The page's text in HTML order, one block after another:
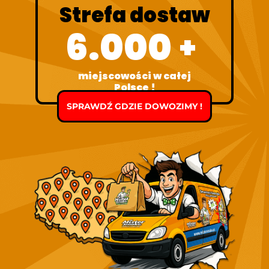
6.000
Strefa dostaw
SPRAWDŹ GDZIE DOWOZIMY !
+
miejscowości w całej
Polsce !